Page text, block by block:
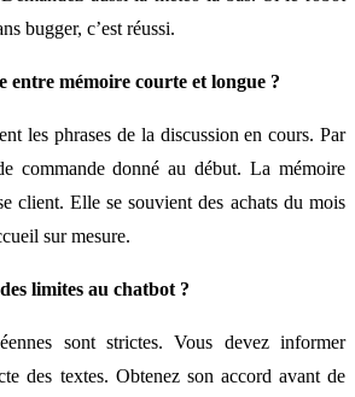
bugger, c’est réussi.
entre mémoire courte et longue ?
les phrases de la discussion en cours. Par
commande donné au début. La mémoire
client. Elle se souvient des achats du mois
sur mesure.
limites au chatbot ?
sont strictes. Vous devez informer
des textes. Obtenez son accord avant de